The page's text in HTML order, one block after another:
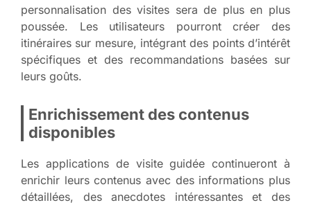
personnalisation des visites sera de plus en plus
poussée. Les utilisateurs pourront créer des
itinéraires sur mesure, intégrant des points d’intérêt
spécifiques et des recommandations basées sur
leurs goûts.
Enrichissement des contenus
disponibles
Les applications de visite guidée continueront à
enrichir leurs contenus avec des informations plus
détaillées, des anecdotes intéressantes et des